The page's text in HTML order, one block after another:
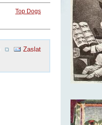
Top Dogs
Zaslat